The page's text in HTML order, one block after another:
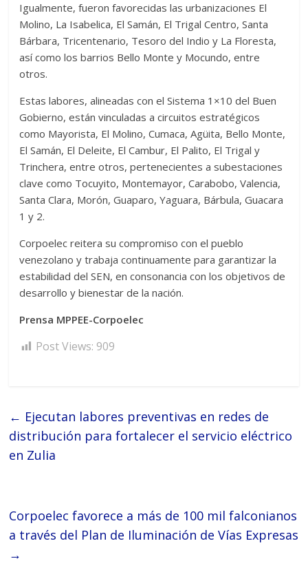
Igualmente, fueron favorecidas las urbanizaciones El
Molino, La Isabelica, El Samán, El Trigal Centro, Santa
Bárbara, Tricentenario, Tesoro del Indio y La Floresta,
así como los barrios Bello Monte y Mocundo, entre
otros.
Estas labores, alineadas con el Sistema 1×10 del Buen
Gobierno, están vinculadas a circuitos estratégicos
como Mayorista, El Molino, Cumaca, Agüita, Bello Monte,
El Samán, El Deleite, El Cambur, El Palito, El Trigal y
Trinchera, entre otros, pertenecientes a subestaciones
clave como Tocuyito, Montemayor, Carabobo, Valencia,
Santa Clara, Morón, Guaparo, Yaguara, Bárbula, Guacara
1 y 2.
Corpoelec reitera su compromiso con el pueblo
venezolano y trabaja continuamente para garantizar la
estabilidad del SEN, en consonancia con los objetivos de
desarrollo y bienestar de la nación.
Prensa MPPEE-Corpoelec
Post Views: 909
← Ejecutan labores preventivas en redes de
distribución para fortalecer el servicio eléctrico
en Zulia
Corpoelec favorece a más de 100 mil falconianos
a través del Plan de Iluminación de Vías Expresas
→